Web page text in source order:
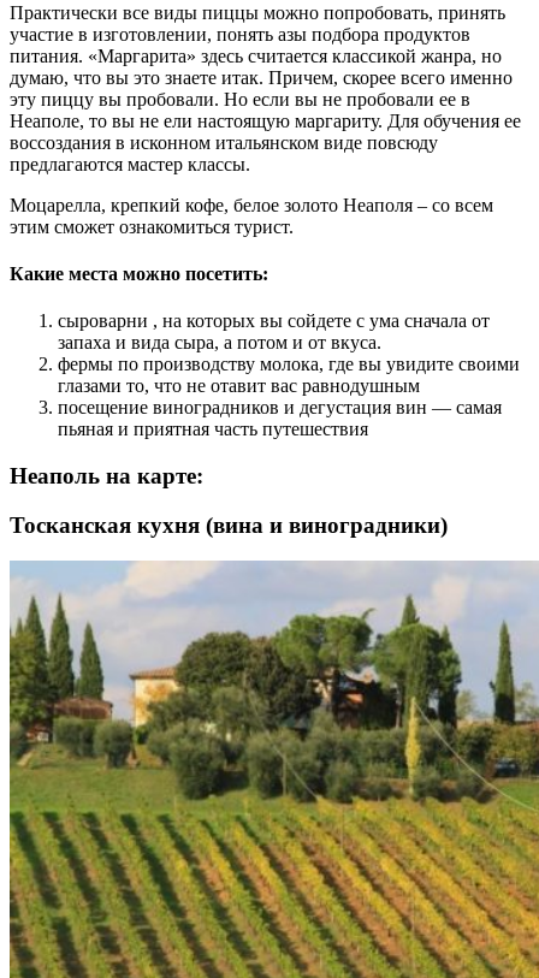
Практически все виды пиццы можно попробовать, принять
участие в изготовлении, понять азы подбора продуктов
питания. «Маргарита» здесь считается классикой жанра, но
думаю, что вы это знаете итак. Причем, скорее всего именно
эту пиццу вы пробовали. Но если вы не пробовали ее в
Неаполе, то вы не ели настоящую маргариту. Для обучения ее
воссоздания в исконном итальянском виде повсюду
предлагаются мастер классы.
Моцарелла, крепкий кофе, белое золото Неаполя – со всем
этим сможет ознакомиться турист.
Какие места можно посетить:
сыроварни , на которых вы сойдете с ума сначала от
запаха и вида сыра, а потом и от вкуса.
фермы по производству молока, где вы увидите своими
глазами то, что не отавит вас равнодушным
посещение виноградников и дегустация вин — самая
пьяная и приятная часть путешествия
Неаполь на карте:
Тосканская кухня (вина и виноградники)